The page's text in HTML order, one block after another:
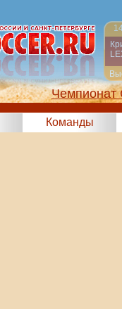
Чемпионат
Команды